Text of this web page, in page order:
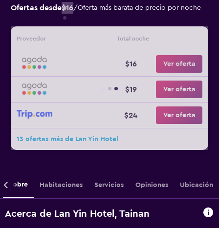
Ofertas desde$16/Oferta más barata de precio por noche
Proveedor Total noche
$16 Ver oferta
$19 Ver oferta
$24 Ver oferta
13 ofertas más de Lan Yin Hotel
Sobre Habitaciones Servicios Opiniones Ubicación
Acerca de Lan Yin Hotel, Tainan